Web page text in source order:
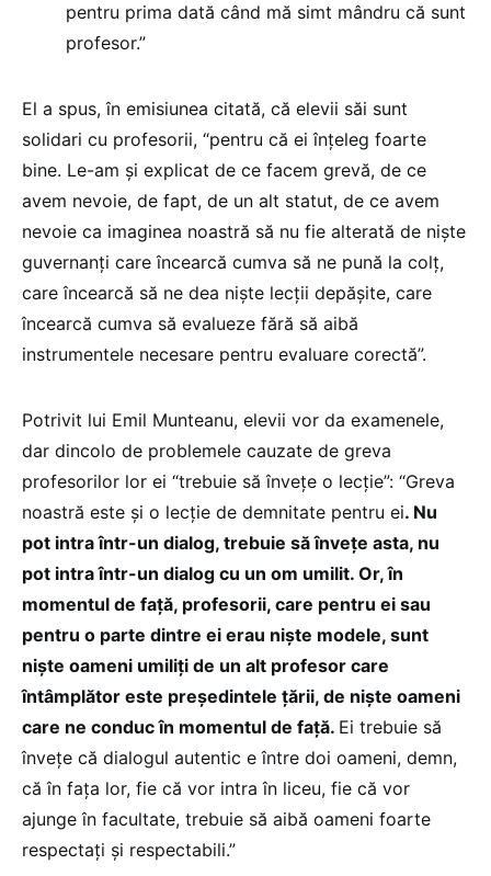
pentru prima dată când mă simt mândru că sunt
profesor.”
El a spus, în emisiunea citată, că elevii săi sunt
solidari cu profesorii, “pentru că ei înțeleg foarte
bine. Le-am și explicat de ce facem grevă, de ce
avem nevoie, de fapt, de un alt statut, de ce avem
nevoie ca imaginea noastră să nu fie alterată de niște
guvernanți care încearcă cumva să ne pună la colț,
care încearcă să ne dea niște lecții depășite, care
încearcă cumva să evalueze fără să aibă
instrumentele necesare pentru evaluare corectă”.
Potrivit lui Emil Munteanu, elevii vor da examenele,
dar dincolo de problemele cauzate de greva
profesorilor lor ei “trebuie să învețe o lecție”: “Greva
noastră este și o lecție de demnitate pentru ei. Nu
pot intra într-un dialog, trebuie să învețe asta, nu
pot intra într-un dialog cu un om umilit. Or, în
momentul de față, profesorii, care pentru ei sau
pentru o parte dintre ei erau niște modele, sunt
niște oameni umiliți de un alt profesor care
întâmplător este președintele țării, de niște oameni
care ne conduc în momentul de față. Ei trebuie să
învețe că dialogul autentic e între doi oameni, demn,
că în fața lor, fie că vor intra în liceu, fie că vor
ajunge în facultate, trebuie să aibă oameni foarte
respectați și respectabili.”